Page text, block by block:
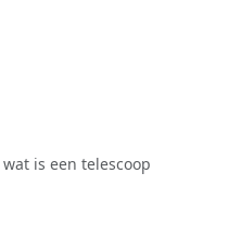
wat is een telescoop